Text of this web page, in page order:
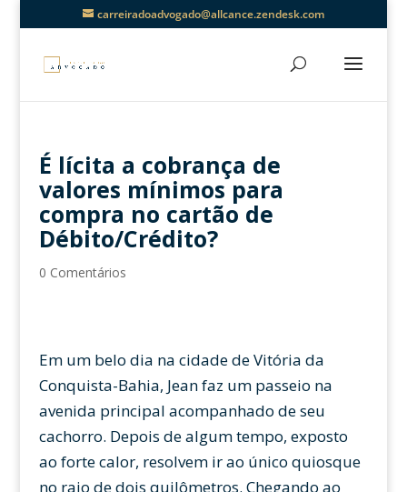
carreiradoadvogado@allcance.zendesk.com
É lícita a cobrança de
valores mínimos para
compra no cartão de
Débito/Crédito?
0 Comentários
Em um belo dia na cidade de Vitória da
Conquista-Bahia, Jean faz um passeio na
avenida principal acompanhado de seu
cachorro. Depois de algum tempo, exposto
ao forte calor, resolvem ir ao único quiosque
no raio de dois quilômetros. Chegando ao